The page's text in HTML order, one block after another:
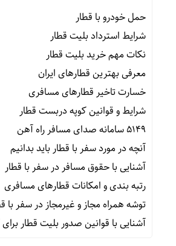
حمل خودرو با قطار
شرایط استرداد بلیت قطار
نکات مهم خرید بلیت قطار
معرفی بهترین قطارهای ایران
خسارت تاخیر قطارهای مسافری
شرایط و قوانین کوپه دربست قطار
۵۱۴۹ سامانه صدای مسافر راه آهن
آنچه در مورد سفر با قطار باید بدانیم
آشنایی با حقوق مسافر در سفر با قطار
رتبه بندی و امکانات قطارهای مسافری
توشه همراه مجاز و غیرمجاز در سفر با
آشنایی با قوانین صدور بلیت قطار